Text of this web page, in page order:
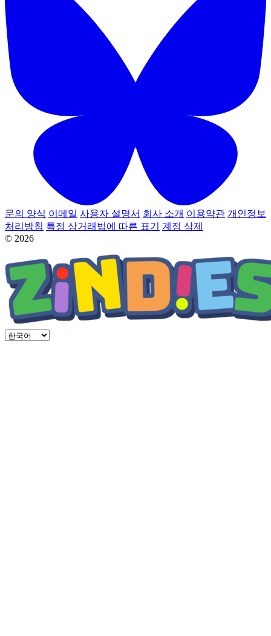
문의 양식 이메일 사용자 설명서 회사 소개 이용약관 개인정보
처리방침 특정 상거래법에 따른 표기
계정 삭제
© 2026